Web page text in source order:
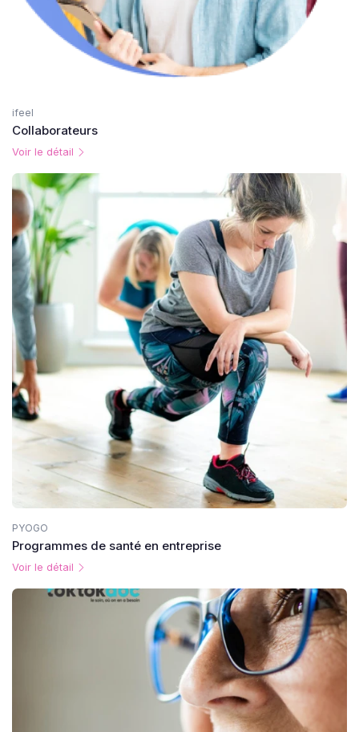
ifeel
Collaborateurs
Voir le détail
PYOGO
Programmes de santé en entreprise
Voir le détail